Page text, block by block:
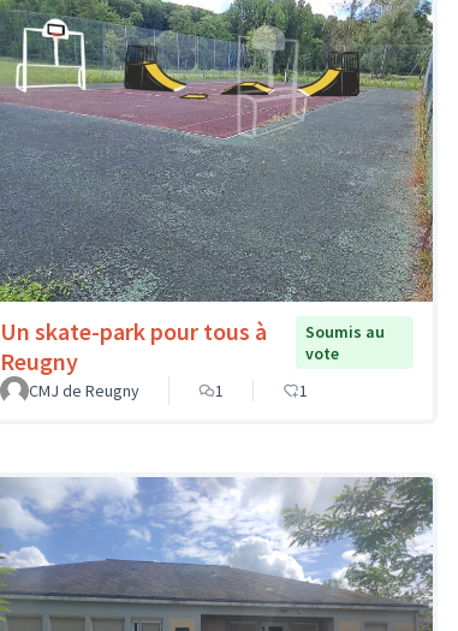
Un skate-park pour tous à
Reugny
Soumis au
vote
CMJ de Reugny
1 1